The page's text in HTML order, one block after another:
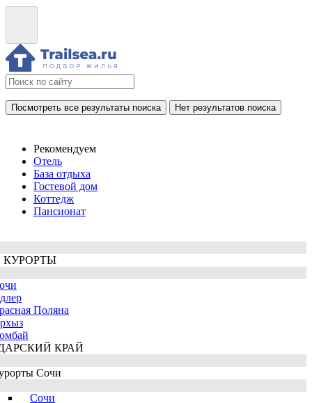
Посмотреть все результаты поиска Нет результатов поиска
Рекомендуем
Отель
База отдыха
Гостевой дом
Коттедж
Пансионат
КУРОРТЫ
Поляна
КРАЙ
Сочи
Сочи